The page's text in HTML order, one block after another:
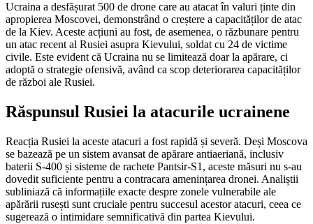
Ucraina a desfășurat 500 de drone care au atacat în valuri ținte din
apropierea Moscovei, demonstrând o creștere a capacităților de atac
de la Kiev. Aceste acțiuni au fost, de asemenea, o răzbunare pentru
un atac recent al Rusiei asupra Kievului, soldat cu 24 de victime
civile. Este evident că Ucraina nu se limitează doar la apărare, ci
adoptă o strategie ofensivă, având ca scop deteriorarea capacităților
de război ale Rusiei.
Răspunsul Rusiei la atacurile ucrainene
Reacția Rusiei la aceste atacuri a fost rapidă și severă. Deși Moscova
se bazează pe un sistem avansat de apărare antiaeriană, inclusiv
baterii S-400 și sisteme de rachete Pantsir-S1, aceste măsuri nu s-au
dovedit suficiente pentru a contracara amenințarea dronei. Analiștii
subliniază că informațiile exacte despre zonele vulnerabile ale
apărării rusești sunt cruciale pentru succesul acestor atacuri, ceea ce
sugerează o intimidare semnificativă din partea Kievului.